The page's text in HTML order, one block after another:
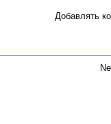
Добавлять